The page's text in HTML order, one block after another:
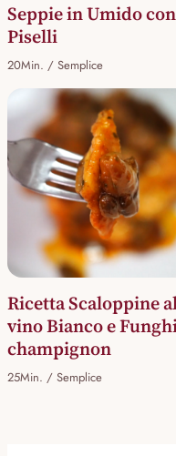
Seppie in Umido con
Piselli
20Min. / Semplice
Ricetta Scaloppine
vino Bianco e
champignon
25Min. / Semplice